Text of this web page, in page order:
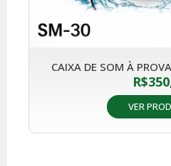
CAIXA DE SOM À
R$
VER